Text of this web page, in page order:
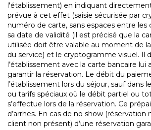
l'établissement) en indiquant
prévue à cet effet (saisie sécurisée par
numéro de carte, sans espaces entre les
sa date de validité (il est précisé que la
utilisée doit être valable au moment de
du service) et le cryptogramme visuel. Il
l’établissement avec la carte bancaire lui
garantir la réservation. Le débit du
l’établissement lors du séjour, sauf dans
ou tarifs spéciaux où le débit partiel ou
s’effectue lors de la réservation. Ce
d’arrhes. En cas de no show (réservation
client non présent) d’une réservation